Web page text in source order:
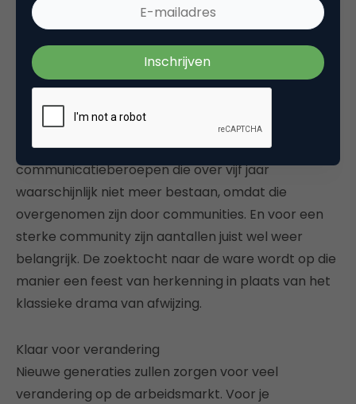
werkgevers en werknemers, creatiever om te gaan
een vacature. Bij een kans van 1 : 700 komen ineens
andere mogelijkheden om de hoek kijken. Niet
omdat je werkgever of werknemer bent, maar
omdat je werkdeler kunt zijn. Daarbij komt nog dat
we nu mensen opleiden voor marketing- en
communicatieberoepen die over vijf jaar
waarschijnlijk niet meer bestaan, omdat die
overgenomen zijn door communities. En voor een
sterke community zijn aantallen juist wel weer
belangrijk. De zoektocht naar de ware wordt op die
manier een feest van herkenning in plaats van het
klassieke drama van afwijzing.
Klaar voor verandering
Nieuwe generaties zullen zorgen voor veel
verandering op de arbeidsmarkt. Voor je